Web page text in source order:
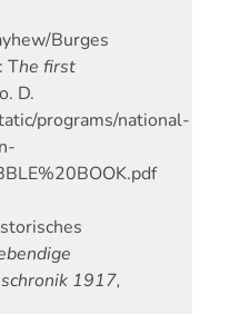
Burges
The first
D.
programs/national-
1917,